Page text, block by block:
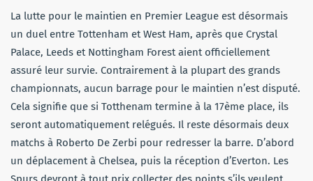
La lutte pour le maintien en Premier League est désormais
un duel entre Tottenham et West Ham, après que Crystal
Palace, Leeds et Nottingham Forest aient officiellement
assuré leur survie. Contrairement à la plupart des grands
championnats, aucun barrage pour le maintien n’est disputé.
Cela signifie que si Totthenam termine à la 17ème place, ils
seront automatiquement relégués. Il reste désormais deux
matchs à Roberto De Zerbi pour redresser la barre. D’abord
un déplacement à Chelsea, puis la réception d’Everton. Les